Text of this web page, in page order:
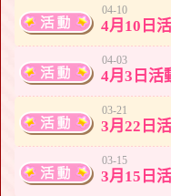
4月10日
04-10
4月3日
04-03
3月22日
03-21
3月15日
03-15